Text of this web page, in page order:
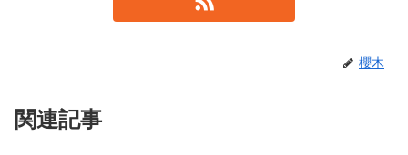
櫻木
関連記事